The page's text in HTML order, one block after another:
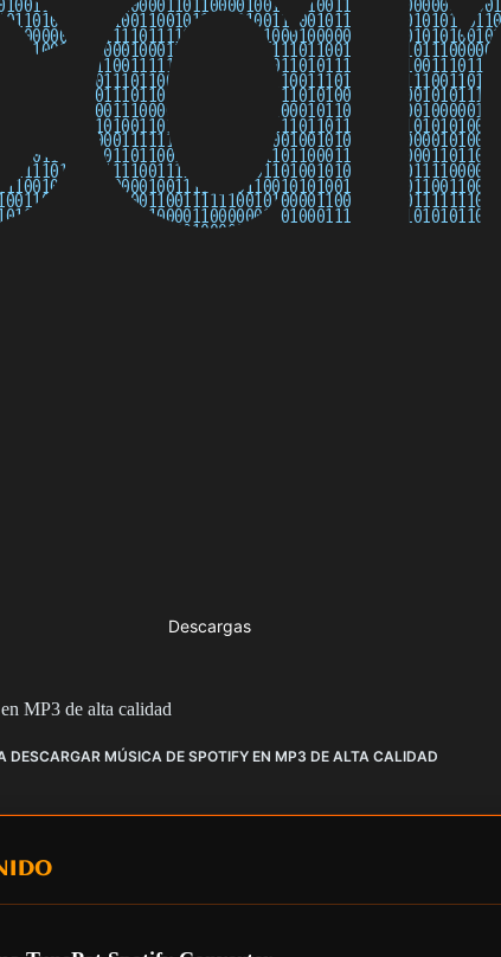
Descargas
MP3 de alta calidad
DESCARGAR MÚSICA DE SPOTIFY EN MP3 DE ALTA CALIDAD